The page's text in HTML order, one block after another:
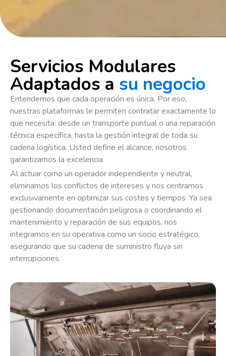
Servicios Modulares
Adaptados a su negocio
Entendemos que cada operación es única. Por eso,
nuestras plataformas le permiten contratar exactamente lo
que necesita: desde un transporte puntual o una reparación
técnica específica, hasta la gestión integral de toda su
cadena logística. Usted define el alcance, nosotros
garantizamos la excelencia.
Al actuar como un operador independiente y neutral,
eliminamos los conflictos de intereses y nos centramos
exclusivamente en optimizar sus costes y tiempos. Ya sea
gestionando documentación peligrosa o coordinando el
mantenimiento y reparación de sus equipos, nos
integramos en su operativa como un socio estratégico,
asegurando que su cadena de suministro fluya sin
interrupciones.